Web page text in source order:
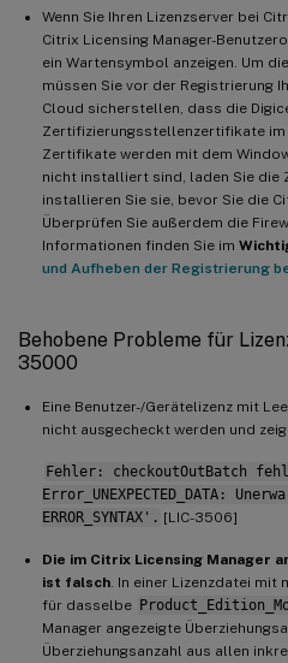
Wenn Sie Ihren Lizenzserver bei
Citrix Licensing Manager-
ein Wartensymbol anzeigen. Um
müssen Sie vor der Registrierung
Cloud sicherstellen, dass die
Zertifizierungsstellenzertifikate
Zertifikate werden mit dem
nicht installiert sind, laden Sie die
installieren Sie sie, bevor Sie die
Überprüfen Sie außerdem die
Informationen finden Sie im
und Aufheben der Registrierung
Behobene Probleme für
35000
Eine Benutzer-/Gerätelizenz mit
nicht ausgecheckt werden und
Fehler: checkoutOutBatch
Error_UNEXPECTED_DATA:
ERROR_SYNTAX'. [LIC-3506]
Die im Citrix Licensing Manager
ist falsch . In einer Lizenzdatei
für dasselbe
Manager angezeigte
Überziehungsanzahl aus allen